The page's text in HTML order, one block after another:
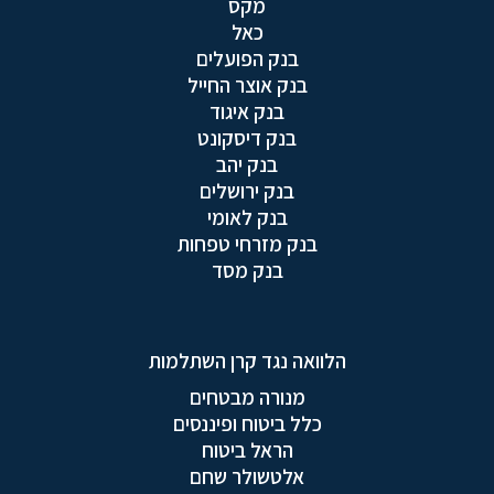
כאל
בנק הפועלים
בנק אוצר החייל
בנק איגוד
בנק דיסקונט
בנק יהב
בנק ירושלים
בנק לאומי
בנק מזרחי טפחות
בנק מסד
הלוואה נגד קרן השתלמות
מנורה מבטחים
כלל ביטוח ופיננסים
הראל ביטוח
אלטשולר שחם